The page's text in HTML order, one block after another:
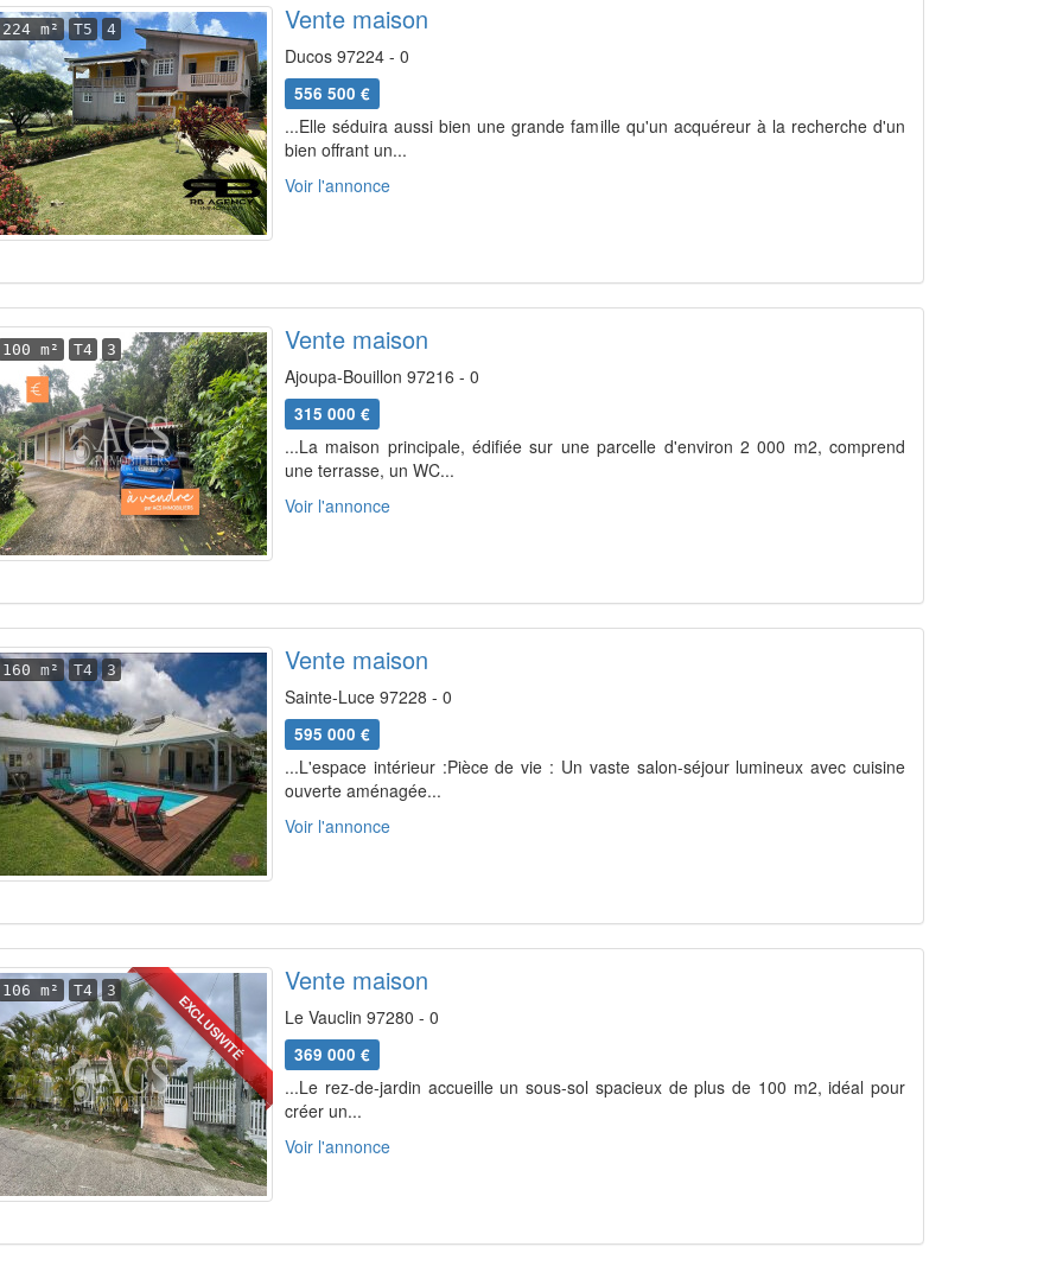
224 m² T5 4 Vente maison
Ducos 97224 - 0
556 500 €
...Elle séduira aussi bien une grande famille qu'un acquéreur à la recherche d'un
bien offrant un...
Voir l'annonce
100 m² T4 3 Vente maison
Ajoupa-Bouillon 97216 - 0
315 000 €
...La maison principale, édifiée sur une parcelle d'environ 2 000 m2, comprend
une terrasse, un WC...
Voir l'annonce
160 m² T4 3 Vente maison
Sainte-Luce 97228 - 0
595 000 €
...L'espace intérieur :Pièce de vie : Un vaste salon-séjour lumineux avec cuisine
ouverte aménagée...
Voir l'annonce
EXCLUSIVITÉ
106 m² T4 3 Vente maison
Le Vauclin 97280 - 0
369 000 €
...Le rez-de-jardin accueille un sous-sol spacieux de plus de 100 m2, idéal pour
créer un...
Voir l'annonce